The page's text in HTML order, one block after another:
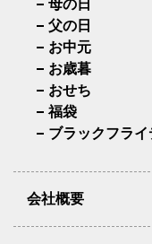
母の日
父の日
お中元
お歳暮
おせち
福袋
ブラックフライ
会社概要